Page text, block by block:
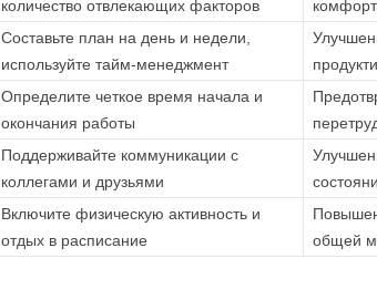
количество отвлекающих факторов
Составьте план на день и недели,
используйте тайм-менеджмент
Определите четкое время начала и
окончания работы
Поддерживайте коммуникации с
коллегами и друзьями
Включите физическую активность и
отдых в расписание
общей